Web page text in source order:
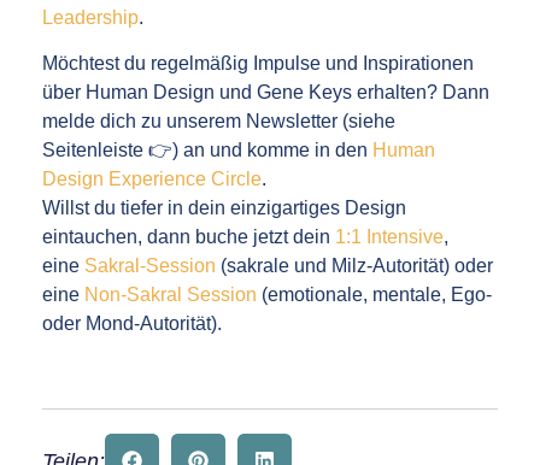
Leadership.
Möchtest du regelmäßig Impulse und Inspirationen
über Human Design und Gene Keys erhalten? Dann
melde dich zu unserem Newsletter (siehe
Seitenleiste 👉) an und komme in den Human
Design Experience Circle.
Willst du tiefer in dein einzigartiges Design
eintauchen, dann buche jetzt dein 1:1 Intensive,
eine Sakral-Session (sakrale und Milz-Autorität) oder
eine Non-Sakral Session (emotionale, mentale, Ego-
oder Mond-Autorität).